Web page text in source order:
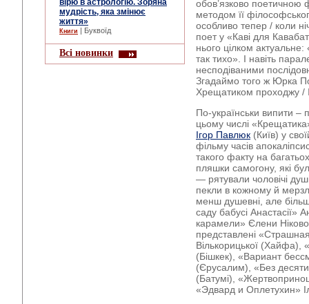
вірю в астрологію. Зоряна
мудрість, яка змінює
життя»
Книги | Буквоїд
Всі новинки
обов’язково
методом її
особливо тепер / коли
поет у «Каві для
нього цілком актуальне:
так тихо». І навіть
несподіваними
Згадаймо того ж Юрка
Хрещатиком проходжу /
По-українськи випити –
цьому числі
Ігор Павлюк (Київ) у
фільму часів
такого факту на
пляшки самогону, які
— рятували чоловічі
пекли в кожному й
менш душевні, але
саду бабусі Анастасії»
карамели» Єлени
представлені
Вількорицької (Хайфа),
(Бішкек), «Вариант
(Єрусалим), «Без десяти
(Батумі),
«Эдвард и Оплетухин»